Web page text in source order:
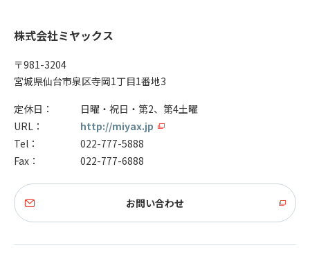
株式会社ミヤックス
〒981-3204
宮城県仙台市泉区寺岡1丁目1番地3
定休日：
日曜・祝日・第2、第4土曜
URL：
http://miyax.jp
Tel：
022-777-5888
Fax：
022-777-6888
お問い合わせ